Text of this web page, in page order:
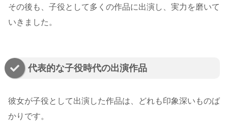
その後も、子役として多くの作品に出演し、実力を磨いて
いきました。
代表的な子役時代の出演作品
彼女が子役として出演した作品は、どれも印象深いものば
かりです。